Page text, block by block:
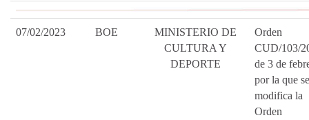
07/02/2023 BOE
MINISTERIO DE
CULTURA Y
DEPORTE
Orden
CUD/103/
de 3 de
por la que se
modifica la
Orden